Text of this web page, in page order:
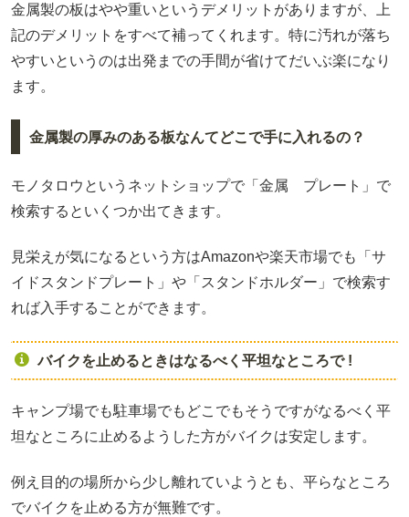
金属製の板はやや重いというデメリットがありますが、上
記のデメリットをすべて補ってくれます。特に汚れが落ち
やすいというのは出発までの手間が省けてだいぶ楽になり
ます。
金属製の厚みのある板なんてどこで手に入れるの？
モノタロウというネットショップで「金属 プレート」で
検索するといくつか出てきます。
見栄えが気になるという方はAmazonや楽天市場でも「サ
イドスタンドプレート」や「スタンドホルダー」で検索す
れば入手することができます。
バイクを止めるときはなるべく平坦なところで !
キャンプ場でも駐車場でもどこでもそうですがなるべく平
坦なところに止めるようした方がバイクは安定します。
例え目的の場所から少し離れていようとも、平らなところ
でバイクを止める方が無難です。